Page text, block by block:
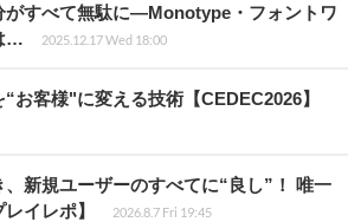
がすべて無駄に―Monotype・フォントワ
…
2025.12.17 Wed 18:00
客様"に変える技術【CEDEC2026】
新規ユーザーのすべてに“良し”！ 唯一
イレポ】
2026.8.7 Fri 19:45